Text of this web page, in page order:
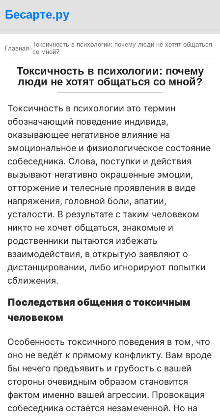
Бесарте.ру
Главная»Токсичность в психологии: почему люди не хотят общаться
со мной?
Токсичность в психологии: почему
люди не хотят общаться со мной?
Токсичность в психологии это термин
обозначающий поведение индивида,
оказывающее негативное влияние на
эмоциональное и физиологическое состояние
собеседника. Слова, поступки и действия
вызывают негативно окрашенные эмоции,
отторжение и телесные проявления в виде
напряжения, головной боли, апатии,
усталости. В результате с таким человеком
никто не хочет общаться, знакомые и
родственники пытаются избежать
взаимодействия, в открытую заявляют о
дистанцировании, либо игнорируют попытки
сближения.
Последствия общения с токсичным
человеком
Особенность токсичного поведения в том, что
оно не ведёт к прямому конфликту. Вам вроде
бы нечего предъявить и грубость с вашей
стороны очевидным образом становится
фактом именно вашей агрессии. Провокация
собеседника остаётся незамеченной. Но на